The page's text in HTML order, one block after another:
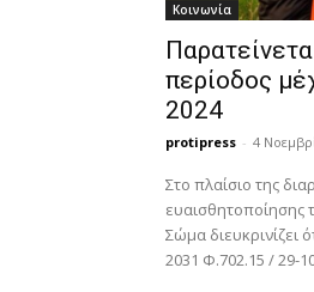
Κοινωνία
περίοδος
2024
protipress - 4
Στο πλαίσιο της
ευαισθητοποίησης
Σώμα διευκρινίζει
2031 Φ.702.15 / 29-